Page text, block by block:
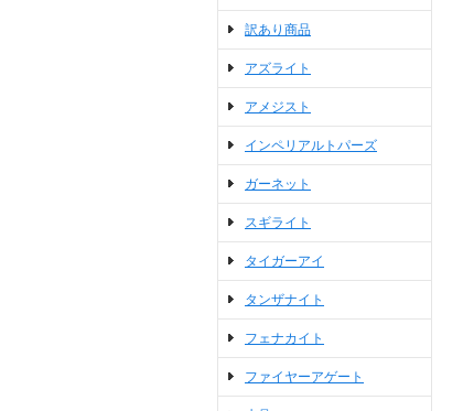
訳あり商品
アズライト
アメジスト
インペリアルトパーズ
ガーネット
スギライト
タイガーアイ
タンザナイト
フェナカイト
ファイヤーアゲート